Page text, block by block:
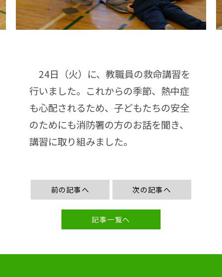
24日（火）に、教職員の救命講習を
行いました。これからの季節、熱中症
も心配されるため、子どもたちの安全
のためにも消防署の方のお話を聞き、
講習に取り組みました。
前の記事へ 次の記事へ
記事一覧へ